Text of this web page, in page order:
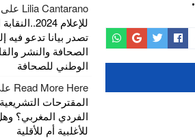
Lilia Cantarano على
للإعلام
تصدر بيانا تدعو
الصحافة والنشر
الوطني للصحافة
Read More Here
المقترحات
الفردي المغربي؟
للأغلبية أم للأقلية